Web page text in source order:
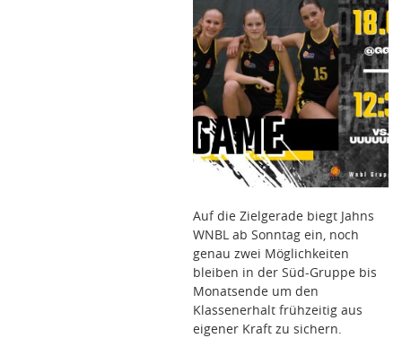
Auf die Zielgerade biegt Jahns
WNBL ab Sonntag ein, noch
genau zwei Möglichkeiten
bleiben in der Süd-Gruppe bis
Monatsende um den
Klassenerhalt frühzeitig aus
eigener Kraft zu sichern.